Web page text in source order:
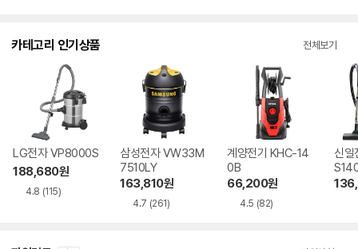
카테고리 인기상품 전체보기
LG전자 VP8000S
188,680원
4.8 (115)
삼성전자 VW33M
7510LY
163,810원
4.7 (261)
계양전기 KHC-14
0B
66,200원
4.5 (82)
신일